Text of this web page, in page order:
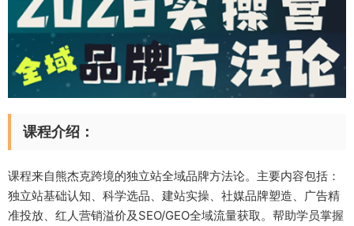
课程介绍：
课程来自熊杰克跨境的独立站全域品牌方法论。主要内容包括：
独立站基础认知、科学选品、建站实操、社媒品牌塑造、广告精
准投放、红人营销溢价及SEO/GEO全域流量获取。帮助学员掌握